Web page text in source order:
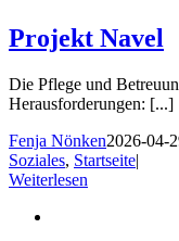
Projekt Navel
Die Pflege und
Herausforderungen: [...]
Fenja Nönken2026-04-
Soziales, Startseite|
Weiterlesen